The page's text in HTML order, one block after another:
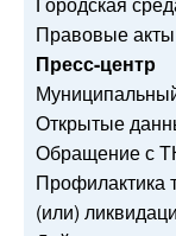
Правовые акты
Пресс-центр
Открытые
Обращение с
Профилактика
(или)